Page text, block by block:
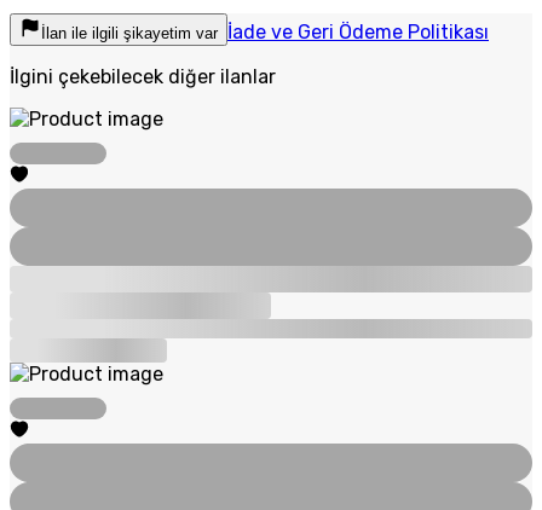
İlan ile ilgili şikayetim var İade ve Geri Ödeme Politikası
İlgini çekebilecek diğer ilanlar